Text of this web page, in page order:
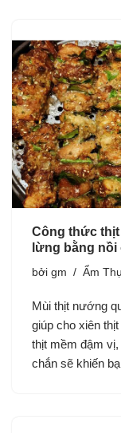
Công thức
lừng bằng
bởi gm Ẩm
Mùi thịt nướng
giúp cho xiên
thịt mềm đậm
chắn sẽ khiến